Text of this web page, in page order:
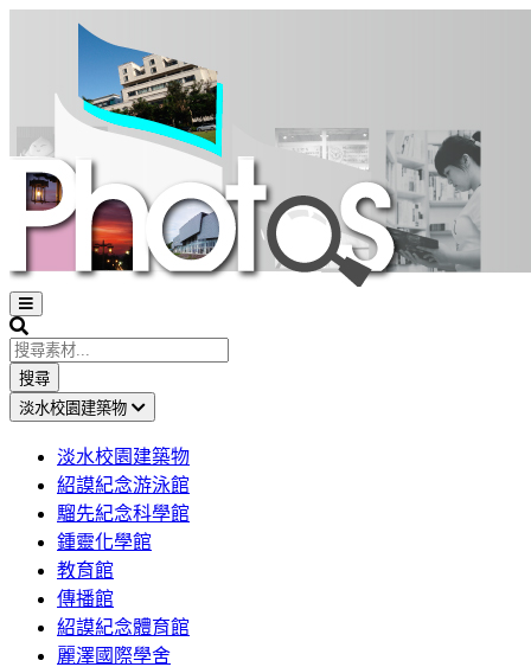
Open
sidebar
Search
搜尋
淡水校園建築物
淡水校園建築物
紹謨紀念游泳館
騮先紀念科學館
鍾靈化學館
教育館
傳播館
紹謨紀念體育館
麗澤國際學舍